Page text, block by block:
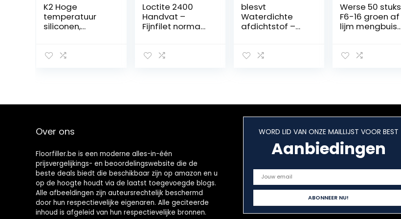
K2 Hoge
temperatuur
siliconen,
afdichtsiliconen,
rood, 85 g
Loctite 2400
Handvat –
Fijnfilet normaal
blesvt
Waterdichte
afdichtstof –
lek-
coatingsmiddel
en,
middel,
waterdicht
Werse 50 stuks
F6-16 groen af
lijm mengbuis
Over ons
Floorfiller.be is een moderne alles-in-één
prijsvergelijkings- en beoordelingswebsite die de
beste deals biedt die beschikbaar zijn op amazon en u
op de hoogte houdt via de laatst toegevoegde blogs.
Alle afbeeldingen zijn auteursrechtelijk beschermd
door hun respectievelijke eigenaren. Alle geciteerde
inhoud is afgeleid van hun respectievelijke bronnen.
WORD LID VAN ONZE MAILLIJST VOOR BEST
Aanbiedingen